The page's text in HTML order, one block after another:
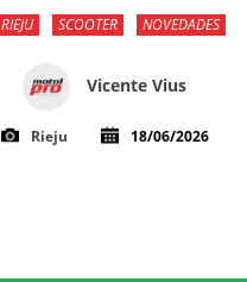
RIEJU SCOOTER NOVEDADES
Vicente Vius
Rieju 18/06/2026